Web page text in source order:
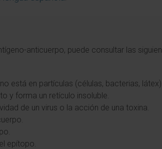
anticuerpo, puede consultar las
está en partículas (células, bacterias, látex).
y forma un retículo insoluble.
de un virus o la acción de una toxina.
epítopo.